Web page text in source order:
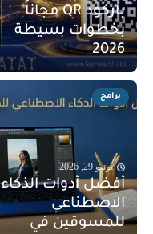
باركود QR مجاناً
بخطوات بسيطة
2026
برامج
يونيو 29, 2026
أفضل أدوات الذكاء
الاصطناعي
للمسوقين في